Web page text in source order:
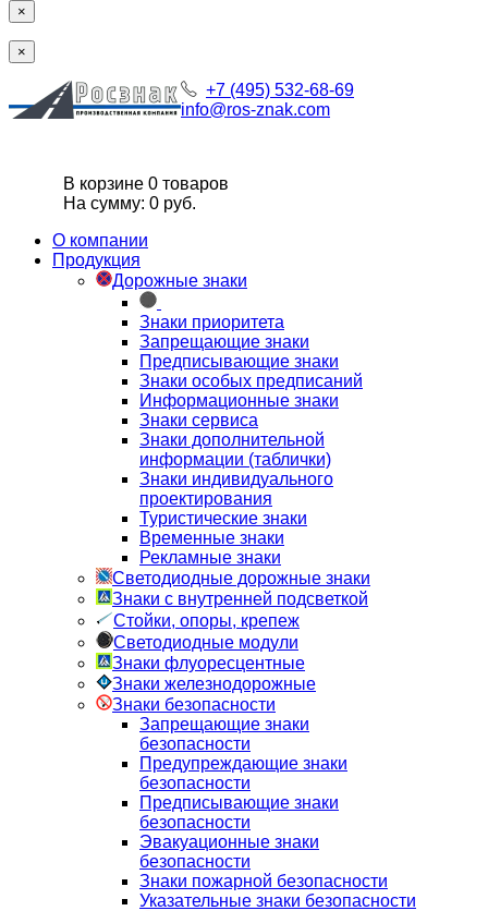
×
×
+7 (495) 532-68-69
info@ros-znak.com
В корзине 0 товаров
На сумму: 0 руб.
О компании
Продукция
Дорожные знаки
Знаки приоритета
Запрещающие знаки
Предписывающие знаки
Знаки особых предписаний
Информационные знаки
Знаки сервиса
Знаки дополнительной
информации (таблички)
Знаки индивидуального
проектирования
Туристические знаки
Временные знаки
Рекламные знаки
Светодиодные дорожные знаки
Знаки с внутренней подсветкой
Стойки, опоры, крепеж
Светодиодные модули
Знаки флуоресцентные
Знаки железнодорожные
Знаки безопасности
Запрещающие знаки
безопасности
Предупреждающие знаки
безопасности
Предписывающие знаки
безопасности
Эвакуационные знаки
безопасности
Знаки пожарной безопасности
Указательные знаки безопасности